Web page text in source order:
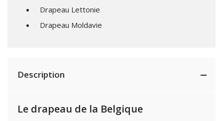
Drapeau Lettonie
Drapeau Moldavie
Description
Le drapeau de la Belgique